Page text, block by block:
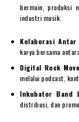
bermain, produksi
industri musik.
Kolaborasi Antar
karya bersama
Digital Rock
melalui podcast,
Inkubator Band
distribusi, dan